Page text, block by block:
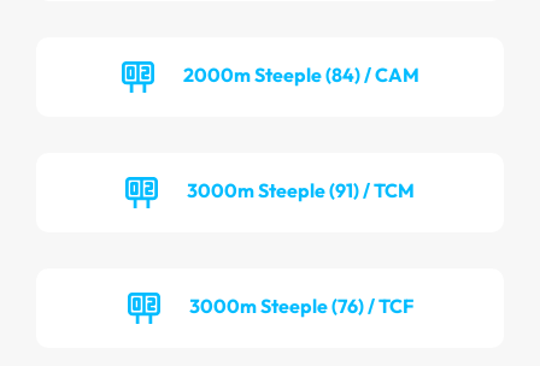
2000m Steeple (84) / CAM
3000m Steeple (91) / TCM
3000m Steeple (76) / TCF